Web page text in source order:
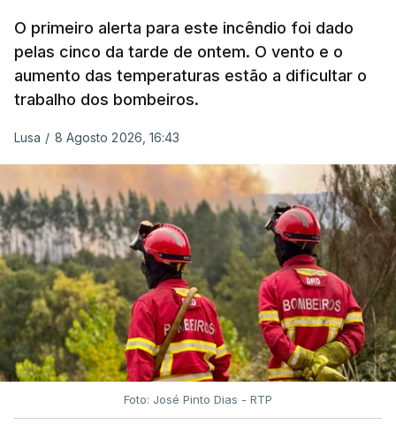
ERRO100
ESTE CONTEÚDO ESTÁ NESTE
MOMENTO INDISPONÍVEL
O Chega considerou "de uma enorme gravidade" a
decisão do Presidente da Repúblicade enviar para
o Tribunal Constitucional o decreto sobre retorno
de estrangeiros, sustentando tratar-se de "uma
irresponsabilidade".
Na sexta-feira, a Presidência da República
O primeiro alerta para este incêndio foi dado
pelas cinco da tarde de ontem. O vento e o
aumento das temperaturas estão a dificultar o
trabalho dos bombeiros.
Lusa / 8 Agosto 2026, 16:43
Foto: José Pinto Dias - RTP